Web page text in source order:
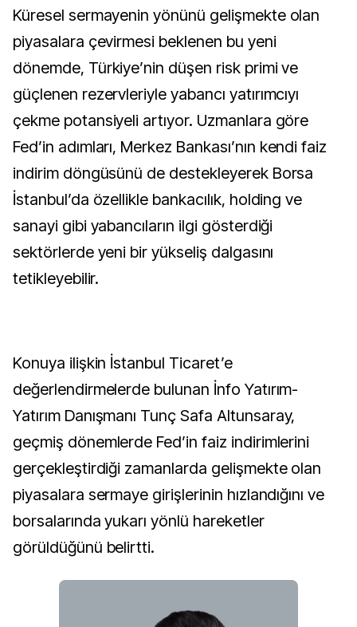
Küresel sermayenin yönünü gelişmekte olan
piyasalara çevirmesi beklenen bu yeni
dönemde, Türkiye’nin düşen risk primi ve
güçlenen rezervleriyle yabancı yatırımcıyı
çekme potansiyeli artıyor. Uzmanlara göre
Fed’in adımları, Merkez Bankası’nın kendi faiz
indirim döngüsünü de destekleyerek Borsa
İstanbul’da özellikle bankacılık, holding ve
sanayi gibi yabancıların ilgi gösterdiği
sektörlerde yeni bir yükseliş dalgasını
tetikleyebilir.
Konuya ilişkin İstanbul Ticaret’e
değerlendirmelerde bulunan İnfo Yatırım-
Yatırım Danışmanı Tunç Safa Altunsaray,
geçmiş dönemlerde Fed’in faiz indirimlerini
gerçekleştirdiği zamanlarda gelişmekte olan
piyasalara sermaye girişlerinin hızlandığını ve
borsalarında yukarı yönlü hareketler
görüldüğünü belirtti.